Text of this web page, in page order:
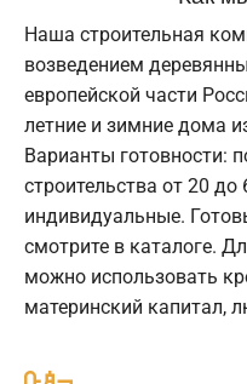
Наша строительная
возведением
европейской части
летние и зимние дома
Варианты готовности:
строительства от 20
индивидуальные.
смотрите в каталоге.
можно использовать
материнский капитал,